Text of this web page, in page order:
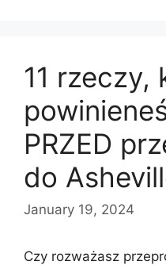
11 rzeczy,
PRZED
do
January 19, 2024
Czy rozważasz